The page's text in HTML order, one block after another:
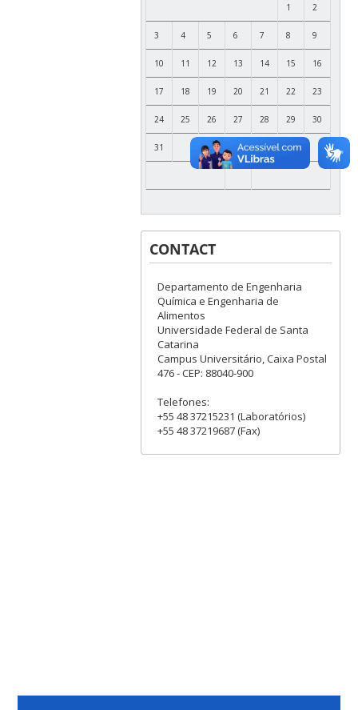
1 2
3 4 5 6 7 8 9
10 11 12 13 14 15 16
17 18 19 20 21 22 23
24 25 26 27 28 29 30
31
CONTACT
Departamento de Engenharia
Química e Engenharia de
Alimentos
Universidade Federal de Santa
Catarina
Campus Universitário, Caixa Postal
476 - CEP: 88040-900
Telefones:
+55 48 37215231 (Laboratórios)
+55 48 37219687 (Fax)